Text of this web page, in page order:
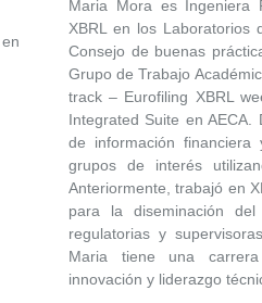
Maria Mora es Ingeniera
XBRL en los Laboratorios
Consejo de buenas
Grupo de Trabajo
track – Eurofiling XBRL
Integrated Suite en
de información
grupos de interés
Anteriormente, trabajó en
para la diseminación
regulatorias y
Maria tiene una carrera
innovación y liderazgo